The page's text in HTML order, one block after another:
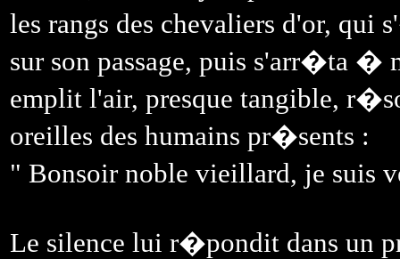
les rangs des chevaliers d'or,
sur son passage, puis s'arr�ta �
emplit l'air, presque tangible,
oreilles des humains pr�sents :
" Bonsoir noble vieillard, je suis
Le silence lui r�pondit dans un